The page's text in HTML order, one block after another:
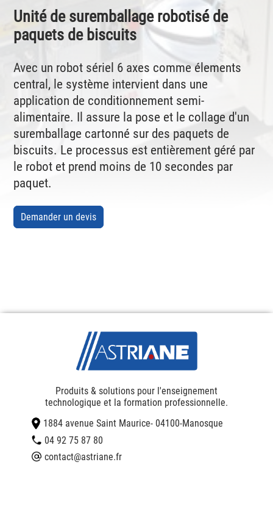
Unité de suremballage robotisé de
paquets de biscuits
Avec un robot sériel 6 axes comme élements
central, le système intervient dans une
application de conditionnement semi-
alimentaire. Il assure la pose et le collage d'un
suremballage cartonné sur des paquets de
biscuits. Le processus est entièrement géré par
le robot et prend moins de 10 secondes par
paquet.
Demander un devis
Produits & solutions pour l'enseignement
technologique et la formation professionnelle.
1884 avenue Saint Maurice- 04100-Manosque
04 92 75 87 80
contact@astriane.fr